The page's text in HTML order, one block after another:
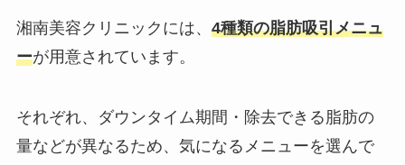
湘南美容クリニックには、 4種類の脂肪吸引メニュ
ーが用意されています。
それぞれ、ダウンタイム期間・除去できる脂肪の
量などが異なるため、気になるメニューを選んで